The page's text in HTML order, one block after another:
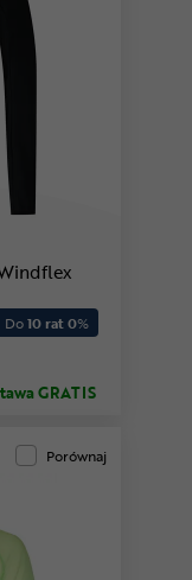
Do10 rat 0%
GRATIS
Porównaj